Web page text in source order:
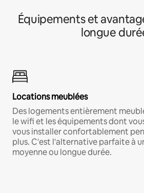
Équipements et
longue
Locations meublées
Des logements entièrement
le wifi et les équipements dont
vous installer confortablement
plus. C'est l'alternative parfaite à
moyenne ou longue durée.